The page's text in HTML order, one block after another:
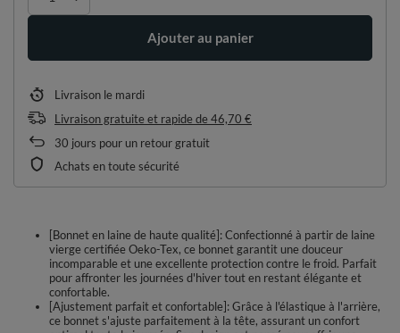
Ajouter au panier
Livraison le mardi
Livraison gratuite et rapidede46,70 €
30 jours pour un retour gratuit
Achats en toute sécurité
[Bonnet en laine de haute qualité]: Confectionné à partir de laine
vierge certifiée Oeko-Tex, ce bonnet garantit une douceur
incomparable et une excellente protection contre le froid. Parfait
pour affronter les journées d'hiver tout en restant élégante et
confortable.
[Ajustement parfait et confortable]: Grâce à l'élastique à l'arrière,
ce bonnet s'ajuste parfaitement à la tête, assurant un confort